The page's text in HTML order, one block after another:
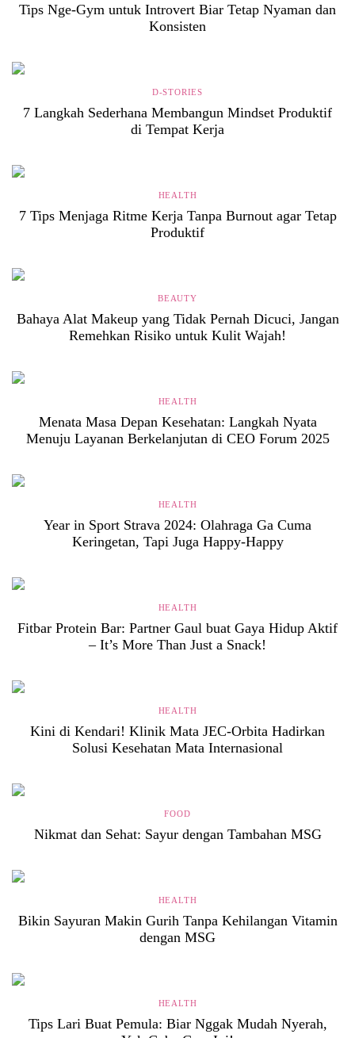
Tips Nge-Gym untuk Introvert Biar Tetap Nyaman dan
Konsisten
D-STORIES
7 Langkah Sederhana Membangun Mindset Produktif
di Tempat Kerja
HEALTH
7 Tips Menjaga Ritme Kerja Tanpa Burnout agar Tetap
Produktif
BEAUTY
Bahaya Alat Makeup yang Tidak Pernah Dicuci, Jangan
Remehkan Risiko untuk Kulit Wajah!
HEALTH
Menata Masa Depan Kesehatan: Langkah Nyata
Menuju Layanan Berkelanjutan di CEO Forum 2025
HEALTH
Year in Sport Strava 2024: Olahraga Ga Cuma
Keringetan, Tapi Juga Happy-Happy
HEALTH
Fitbar Protein Bar: Partner Gaul buat Gaya Hidup Aktif
– It’s More Than Just a Snack!
HEALTH
Kini di Kendari! Klinik Mata JEC-Orbita Hadirkan
Solusi Kesehatan Mata Internasional
FOOD
Nikmat dan Sehat: Sayur dengan Tambahan MSG
HEALTH
Bikin Sayuran Makin Gurih Tanpa Kehilangan Vitamin
dengan MSG
HEALTH
Tips Lari Buat Pemula: Biar Nggak Mudah Nyerah,